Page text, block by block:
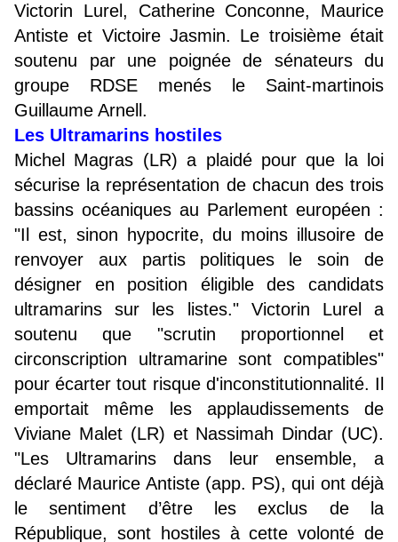
Victorin Lurel, Catherine Conconne, Maurice
Antiste et Victoire Jasmin. Le troisième était
soutenu par une poignée de sénateurs du
groupe RDSE menés le Saint-martinois
Guillaume Arnell.
Les Ultramarins hostiles
Michel Magras (LR) a plaidé pour que la loi
sécurise la représentation de chacun des trois
bassins océaniques au Parlement européen :
"Il est, sinon hypocrite, du moins illusoire de
renvoyer aux partis politiques le soin de
désigner en position éligible des candidats
ultramarins sur les listes." Victorin Lurel a
soutenu que "scrutin proportionnel et
circonscription ultramarine sont compatibles"
pour écarter tout risque d'inconstitutionnalité. Il
emportait même les applaudissements de
Viviane Malet (LR) et Nassimah Dindar (UC).
"Les Ultramarins dans leur ensemble, a
déclaré Maurice Antiste (app. PS), qui ont déjà
le sentiment d’être les exclus de la
République, sont hostiles à cette volonté de